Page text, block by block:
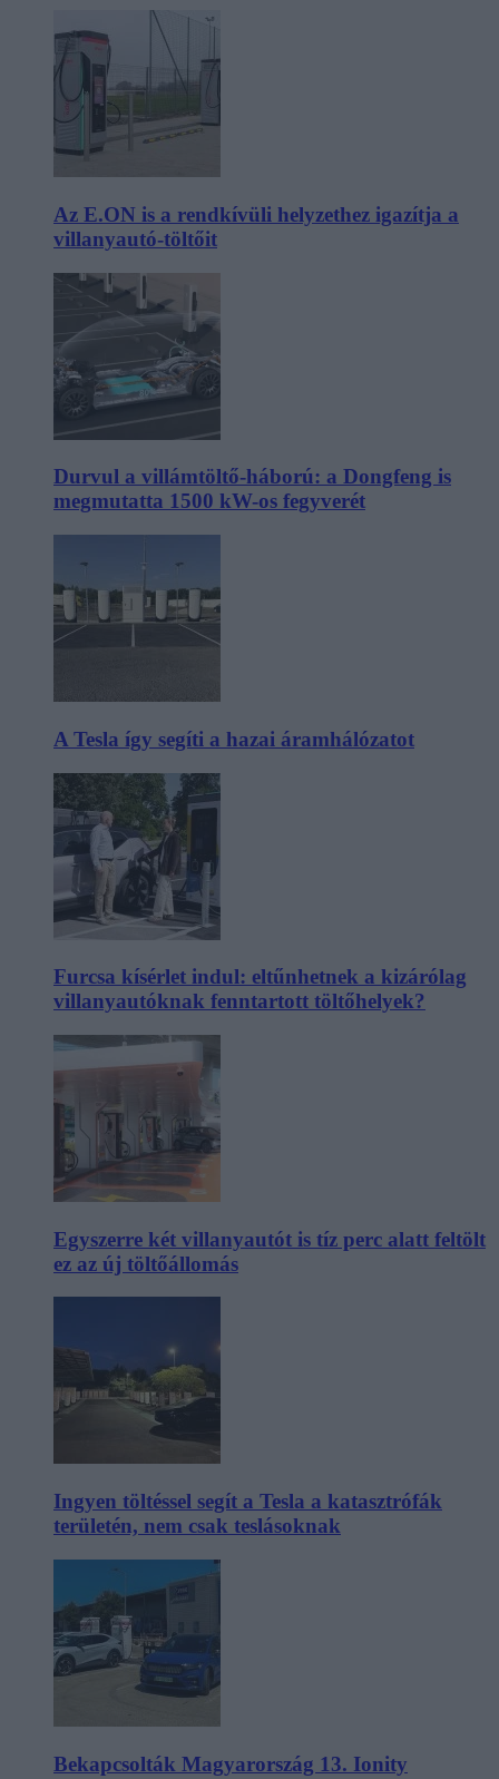
Az E.ON is a rendkívüli helyzethez igazítja a
villanyautó-töltőit
Durvul a villámtöltő-háború: a Dongfeng is
megmutatta 1500 kW-os fegyverét
A Tesla így segíti a hazai áramhálózatot
Furcsa kísérlet indul: eltűnhetnek a kizárólag
villanyautóknak fenntartott töltőhelyek?
Egyszerre két villanyautót is tíz perc alatt feltölt
ez az új töltőállomás
Ingyen töltéssel segít a Tesla a katasztrófák
területén, nem csak teslásoknak
Bekapcsolták Magyarország 13. Ionity